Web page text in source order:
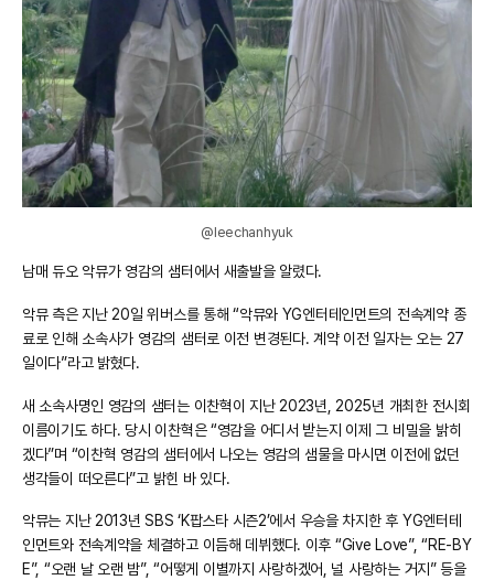
@leechanhyuk
남매 듀오 악뮤가 영감의 샘터에서 새출발을 알렸다.
악뮤 측은 지난 20일 위버스를 통해 “악뮤와 YG엔터테인먼트의 전속계약 종
료로 인해 소속사가 영감의 샘터로 이전 변경된다. 계약 이전 일자는 오는 27
일이다”라고 밝혔다.
새 소속사명인 영감의 샘터는 이찬혁이 지난 2023년, 2025년 개최한 전시회
이름이기도 하다. 당시 이찬혁은 “영감을 어디서 받는지 이제 그 비밀을 밝히
겠다”며 “이찬혁 영감의 샘터에서 나오는 영감의 샘물을 마시면 이전에 없던
생각들이 떠오른다”고 밝힌 바 있다.
악뮤는 지난 2013년 SBS ‘K팝스타 시즌2’에서 우승을 차지한 후 YG엔터테
인먼트와 전속계약을 체결하고 이듬해 데뷔했다. 이후 “Give Love”, “RE-BY
E”, “오랜 날 오랜 밤”, “어떻게 이별까지 사랑하겠어, 널 사랑하는 거지” 등을